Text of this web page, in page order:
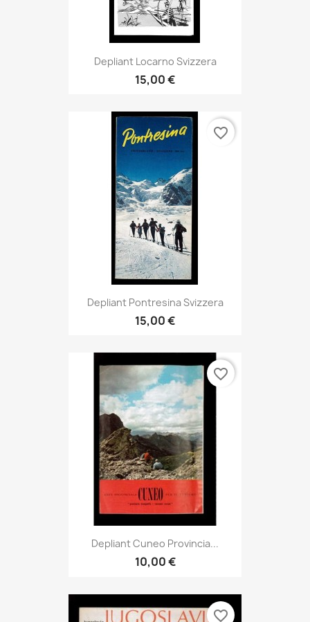
Depliant Locarno Svizzera
15,00 €
Depliant Pontresina Svizzera
15,00 €
favorite_border
Depliant Cuneo Provincia...
10,00 €
favorite_border
favorite_border